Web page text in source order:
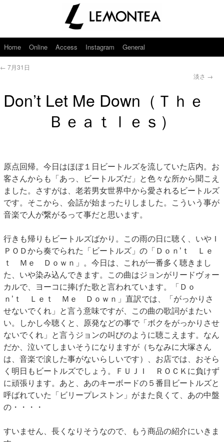
Home Online Access Instagram General
← 7月31日
淡さ →
Don’t Let Me Down（Ｔｈｅ
Ｂｅａｔｌｅｓ）
原点回帰。今日はほぼ１日ビートルズを流していた店内。お
客さんからも「あっ、ビートルズだ」と色々な所から聞こえ
ました。さすがは、老若男女世界中から愛されるビートルズ
です。そこから、会話が始まったりしました。こういう事が
音楽で人が繋がるって事だと思います。
行きも帰りもビートルズばかり。この雨の日に聴く、いやＩ
ＰＯＤから奏でられた「ビートルズ」の「Ｄｏｎ’ｔ Ｌｅ
ｔ Ｍｅ Ｄｏｗｎ」。今日は、これが一番多く聴きまし
た、いや染み込んできます。この曲はジョンがリードヴォー
カルで、ヨーコに捧げた歌と言われています。「Ｄｏ
ｎ’ｔ Ｌｅｔ Ｍｅ Ｄｏｗｎ」直訳では、「がっかりさ
せないでくれ」と言う意味ですが、この曲の歌詞がまたい
い。しかし今聴くと、原発などの事で「ボクをがっかりさせ
ないでくれ」と言うジョンの叫びのように聴こえます。なん
だか、泣いてしまいそうになりますが（ちなみに大塚さん
は、音楽で涙した事がないらしいです）、お店では、おそら
く明日もビートルズでしょう。ＦＵＪＩ ＲＯＣＫに負けず
に頑張ります。あと、あのキーボードの５番目ビートルズと
呼ばれていた「ビリープレストン」がまた良くて、あの中盤
の・・・・
すいません、長くなりそうなので、もう商品の紹介にいきま